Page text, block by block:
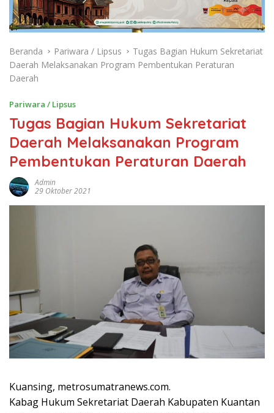
Beranda Pariwara / Lipsus
Tugas Bagian Hukum Sekretariat
Daerah Melaksanakan Program Pembentukan Peraturan
Daerah
Pariwara / Lipsus
Tugas Bagian Hukum Sekretariat
Daerah Melaksanakan Program
Pembentukan Peraturan Daerah
Admin
29 Oktober 2021
Kuansing, metrosumatranews.com.
Kabag Hukum Sekretariat Daerah Kabupaten Kuantan